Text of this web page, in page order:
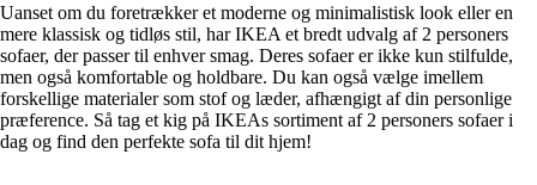
Uanset om du foretrækker et moderne og minimalistisk look eller en
mere klassisk og tidløs stil, har IKEA et bredt udvalg af 2 personers
sofaer, der passer til enhver smag. Deres sofaer er ikke kun stilfulde,
men også komfortable og holdbare. Du kan også vælge imellem
forskellige materialer som stof og læder, afhængigt af din personlige
præference. Så tag et kig på IKEAs sortiment af 2 personers sofaer i
dag og find den perfekte sofa til dit hjem!